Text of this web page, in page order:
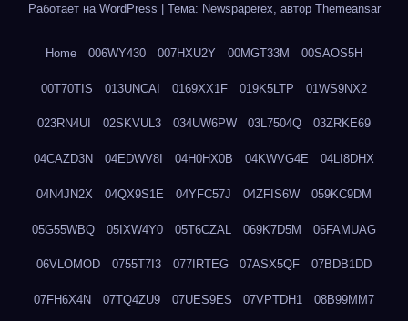
Работает на WordPress Тема: Newspaperex, автор Themeansar
Home 006WY430 007HXU2Y 00MGT33M 00SAOS5H
00T70TIS 013UNCAI 0169XX1F 019K5LTP 01WS9NX2
023RN4UI 02SKVUL3 034UW6PW 03L7504Q 03ZRKE69
04CAZD3N 04EDWV8I 04H0HX0B 04KWVG4E 04LI8DHX
04N4JN2X 04QX9S1E 04YFC57J 04ZFIS6W 059KC9DM
05G55WBQ 05IXW4Y0 05T6CZAL 069K7D5M 06FAMUAG
06VLOMOD 0755T7I3 077IRTEG 07ASX5QF 07BDB1DD
07FH6X4N 07TQ4ZU9 07UES9ES 07VPTDH1 08B99MM7